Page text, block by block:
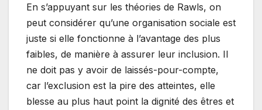
En s’appuyant sur les théories de Rawls, on
peut considérer qu’une organisation sociale est
juste si elle fonctionne à l’avantage des plus
faibles, de manière à assurer leur inclusion. Il
ne doit pas y avoir de laissés-pour-compte,
car l’exclusion est la pire des atteintes, elle
blesse au plus haut point la dignité des êtres et